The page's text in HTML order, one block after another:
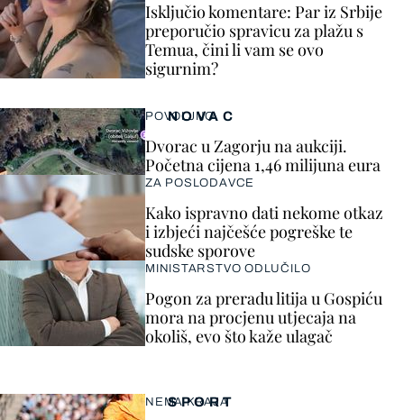
Isključio komentare: Par iz Srbije
preporučio spravicu za plažu s
Temua, čini li vam se ovo
sigurnim?
SPORT
NEMA KRAJA
NOVAC
POVOLJNO
Dvorac u Zagorju na aukciji.
Početna cijena 1,46 milijuna eura
ZA POSLODAVCE
Kako ispravno dati nekome otkaz
i izbjeći najčešće pogreške te
sudske sporove
MINISTARSTVO ODLUČILO
Pogon za preradu litija u Gospiću
mora na procjenu utjecaja na
okoliš, evo što kaže ulagač